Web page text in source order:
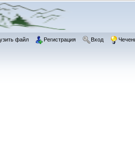
файл Регистрация Вход